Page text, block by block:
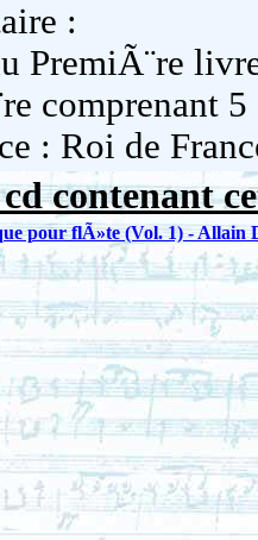
:
PremiÃ¨re
comprenant
: Roi de
contenant
pour flÃ»te (Vol. 1) - Allain